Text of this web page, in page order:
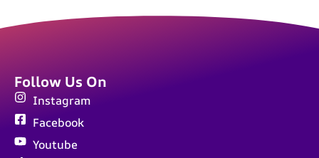
Follow Us On
Instagram
Facebook
Youtube